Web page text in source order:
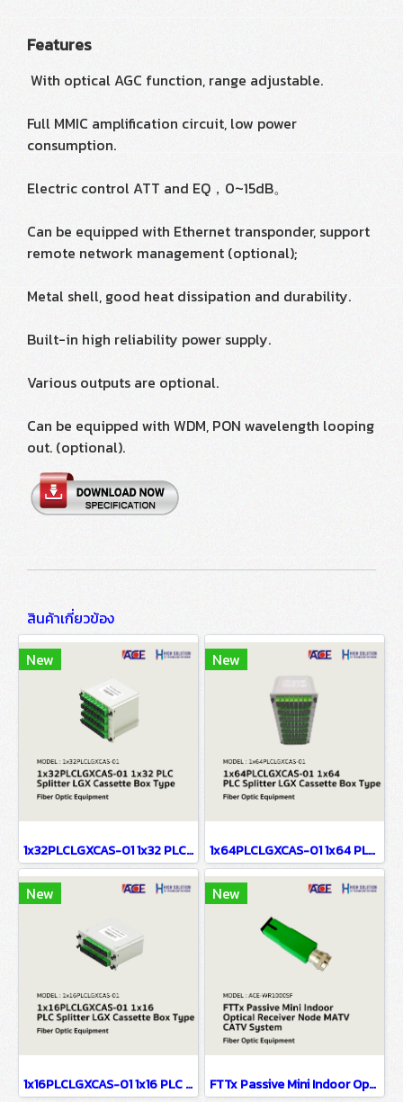
Features
With optical AGC function, range adjustable.
Full MMIC amplification circuit, low power
consumption.
Electric control ATT and EQ，0~15dB。
Can be equipped with Ethernet transponder, support
remote network management (optional);
Metal shell, good heat dissipation and durability.
Built-in high reliability power supply.
Various outputs are optional.
Can be equipped with WDM, PON wavelength looping
out. (optional).
สินค้าเกี่ยวข้อง
New
1x32PLCLGXCAS-01 1x32 PLC Splitter LGX Cassette Box Type
New
1x64PLCLGXCAS-01 1x64 PLC Splitter LGX Cassette Box Type
New
1x16PLCLGXCAS-01 1x16 PLC Splitter LGX Cassette Box Type
New
FTTx Passive Mini Indoor Optical Receiver Node MATV CATV System